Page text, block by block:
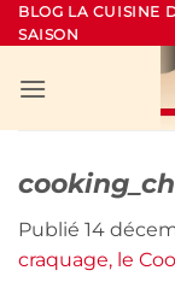
Passer
au
BLOG LA CUISINE
SAISON
Publié 14
craquage, le